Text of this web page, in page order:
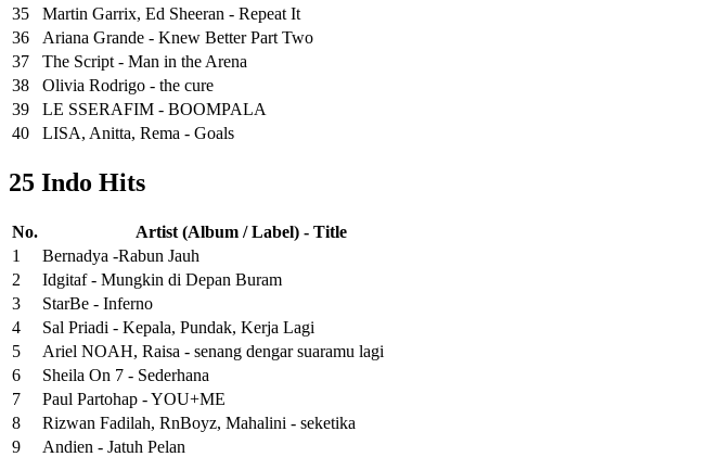
35
Martin Garrix, Ed Sheeran - Repeat It
36
Ariana Grande - Knew Better Part Two
37
The Script - Man in the Arena
38
Olivia Rodrigo - the cure
39
LE SSERAFIM - BOOMPALA
40
LISA, Anitta, Rema - Goals
25 Indo Hits
No.
Artist (Album / Label) - Title
1
Bernadya -Rabun Jauh
2
Idgitaf - Mungkin di Depan Buram
3
StarBe - Inferno
4
Sal Priadi - Kepala, Pundak, Kerja Lagi
5
Ariel NOAH, Raisa - senang dengar suaramu lagi
6
Sheila On 7 - Sederhana
7
Paul Partohap - YOU+ME
8
Rizwan Fadilah, RnBoyz, Mahalini - seketika
9
Andien - Jatuh Pelan